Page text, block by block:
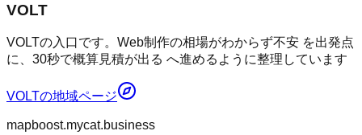
VOLT
VOLTの入口です。Web制作の相場がわからず不安 を出発点
に、30秒で概算見積が出る へ進めるように整理しています
VOLTの地域ページ
mapboost.mycat.business